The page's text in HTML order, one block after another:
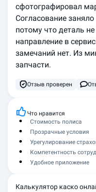
сфотографировал
Согласование
потому что деталь
направление в
замечаний нет. Из
запчасти.
Отзыв проверен
Что нравится
Стоимость полиса
Прозрачные условия
Урегулирование
Компетентность
Удобное приложение
Калькулятор каско